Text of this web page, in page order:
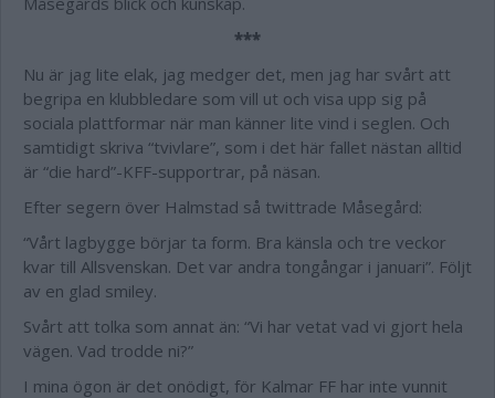
***
Nu är jag lite elak, jag medger det, men jag har svårt att
begripa en klubbledare som vill ut och visa upp sig på
sociala plattformar när man känner lite vind i seglen. Och
samtidigt skriva “tvivlare”, som i det här fallet nästan alltid
är “die hard”-KFF-supportrar, på näsan.
Efter segern över Halmstad så twittrade Måsegård:
“Vårt lagbygge börjar ta form. Bra känsla och tre veckor
kvar till Allsvenskan. Det var andra tongångar i januari”. Följt
av en glad smiley.
Svårt att tolka som annat än: “Vi har vetat vad vi gjort hela
vägen. Vad trodde ni?”
I mina ögon är det onödigt, för Kalmar FF har inte vunnit